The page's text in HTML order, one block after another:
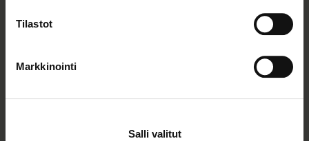
Tilastot
Markkinointi
Salli valitut
Työelämän ammattilaiset: Panemme olutta,